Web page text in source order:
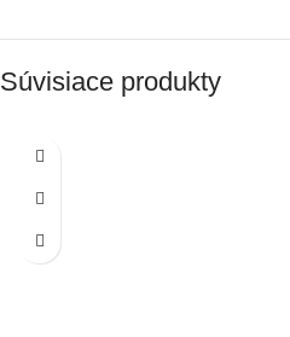
Súvisiace produkty